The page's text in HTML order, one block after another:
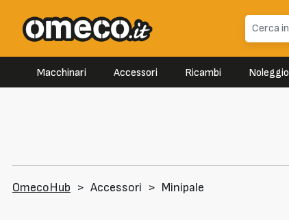
Macchinari Accessori Ricambi Noleggio
OmecoHub > Accessori > Minipale